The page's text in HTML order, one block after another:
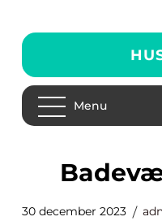
Menu
30 december 2023